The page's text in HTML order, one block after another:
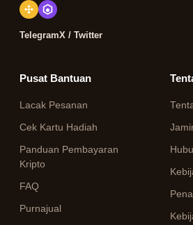
TelegramX / Twitter
Pusat Bantuan
Lacak Pesanan
Cek Kartu Hadiah
Panduan Pembayaran
Kripto
FAQ
Purnajual